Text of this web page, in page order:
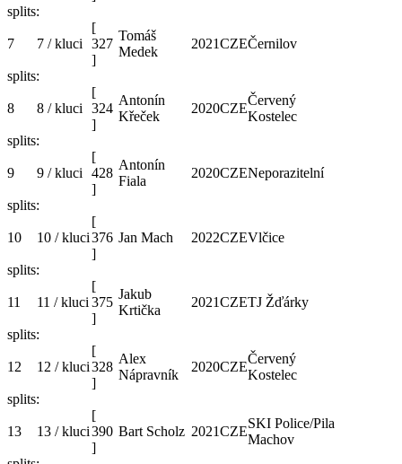
splits:
7 7 / kluci
[
327
]
Tomáš
Medek
2021CZEČernilov
splits:
8 8 / kluci
[
324
]
Antonín
Křeček
2020CZE
Červený
Kostelec
splits:
9 9 / kluci
[
428
]
Antonín
Fiala
2020CZENeporazitelní
splits:
10 10 / kluci
[
376
]
Jan Mach 2022CZEVlčice
splits:
11 11 / kluci
[
375
]
Jakub
Krtička
2021CZETJ Žďárky
splits:
12 12 / kluci
[
328
]
Alex
Nápravník
2020CZE
Červený
Kostelec
splits:
13 13 / kluci
[
390
]
Bart Scholz 2021CZE
SKI Police/Pila
Machov